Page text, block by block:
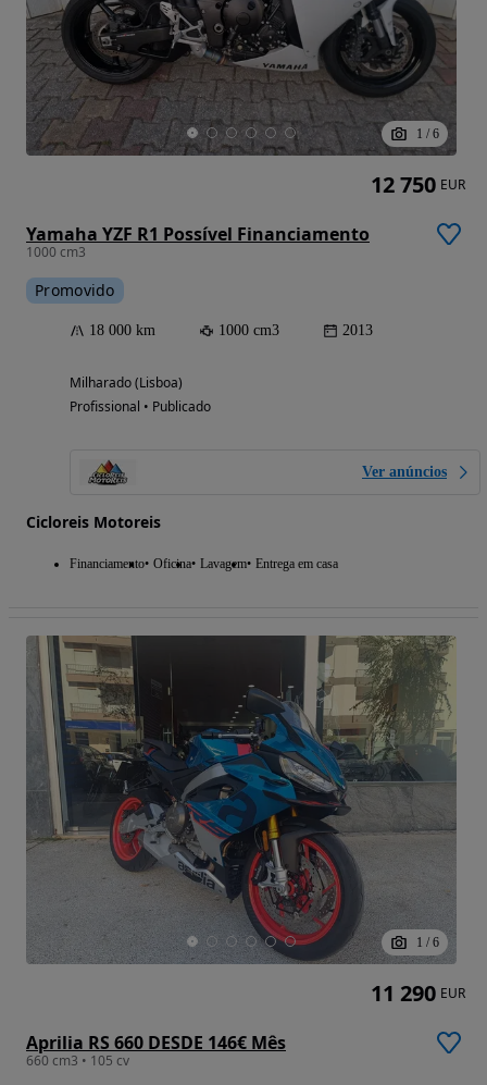
1 / 6
Yamaha YZF R1 Possível Financiamento
1000 cm3
Promovido
18 000 km 1000 cm3 2013
Milharado (Lisboa)
Profissional • Publicado
Ver anúncios
Cicloreis Motoreis
Financiamento Oficina Lavagem Entrega em casa
12 750 EUR
1 / 6
Aprilia RS 660 DESDE 146€ Mês
660 cm3 • 105 cv
11 290 EUR